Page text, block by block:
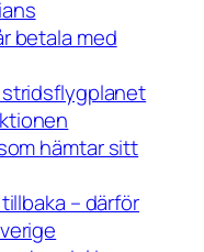
betala med
stridsflygplanet
hämtar sitt
– därför